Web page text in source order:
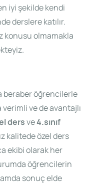
iyi şekilde kendi
derslere katılır.
konusu olmamakla
beraber öğrencilerle
ve de avantajlı
dersve4.sınıf
kalitede özel ders
ekibi olarak her
öğrencilerin
sonuç elde